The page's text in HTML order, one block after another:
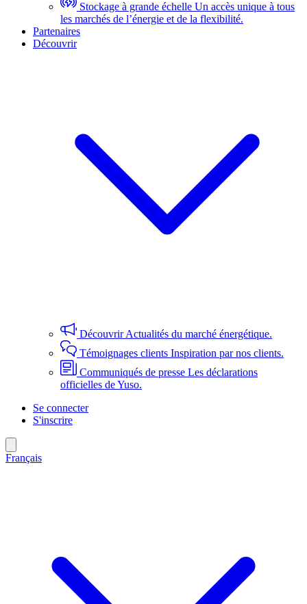
Stockage à grande échelle Un accès unique à tous
les marchés de l’énergie et de la flexibilité.
Partenaires
Découvrir
DécouvrirActualités du marché énergétique.
Témoignages clients Inspiration par nos clients.
Communiqués de presse Les déclarations
officielles de Yuso.
Se connecter
S'inscrire
Français